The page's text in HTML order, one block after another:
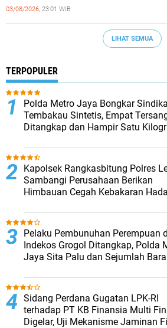
03/08/2026, 23:01 WIB
LIHAT SEMUA
TERPOPULER
‎Polda Metro Jaya Bongkar
Tembakau Sintetis, Empat
Ditangkap dan Hampir Satu
Kapolsek Rangkasbitung Polres
Sambangi Perusahaan Berikan
Himbauan Cegah Kebakaran
Pelaku Pembunuhan Perempuan
Indekos Grogol Ditangkap, Polda
Jaya Sita Palu dan Sejumlah
Sidang Perdana Gugatan LPK-RI
terhadap PT KB Finansia Multi
Digelar, Uji Mekanisme Jaminan